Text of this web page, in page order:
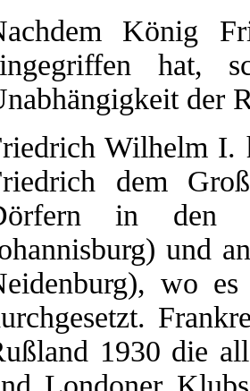
König
hat,
der
Wilhelm I.
dem
in den
und
wo
1930 die